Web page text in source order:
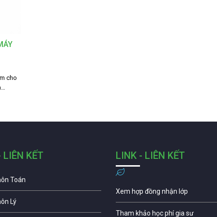
cho
KẾT
Toán
Lý
LINK - LIÊN KẾT
Xem hợp đồng nhận lớp
Tham khảo học phí gia sư